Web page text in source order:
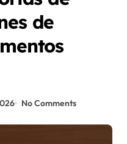
de
No Comments